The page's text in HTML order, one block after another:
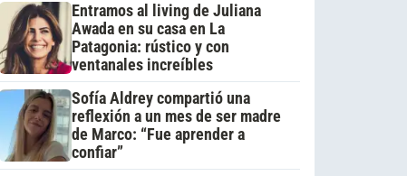
Entramos al living de Juliana
Awada en su casa en La
Patagonia: rústico y con
ventanales increíbles
Sofía Aldrey compartió una
reflexión a un mes de ser madre
de Marco: “Fue aprender a
confiar”